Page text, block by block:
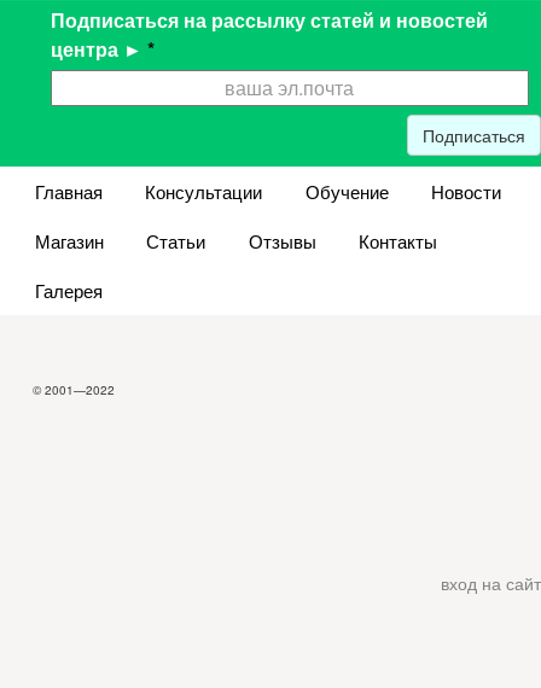
Подписаться на рассылку статей и новостей
центра ► *
Подписаться
Главная Консультации Обучение
Новости
Магазин
Статьи Отзывы
Контакты
Галерея
© 2001—2022
вход на сайт